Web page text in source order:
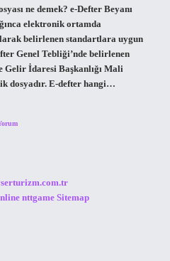
ne demek? e-Defter Beyanı
elektronik ortamda
belirlenen standartlara uygun
Genel Tebliği’nde belirlenen
Gelir İdaresi Başkanlığı Mali
dosyadır. E-defter hangi…
nttgame Sitemap